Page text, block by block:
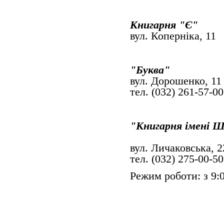
Книгарня "Є"
вул. Коперніка, 11
"Буква"
вул.
тел. (032) 261-57-00
"Книгарня імені
вул.
тел. (032) 275-00-50
Режим роботи: з